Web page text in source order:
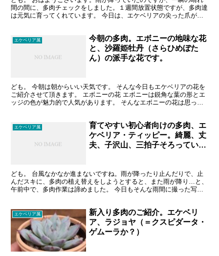
間の間に、多肉チェックをしました。１週間放置状態ですが、多肉達
は元気に育ってくれています。 今日は、エケベリアの尖った爪がカ
エケベリア属
今朝の多肉。エボニーの地味な花
と、沙羅姫牡丹（さらひめぼた
ん）の派手な花です。
ども。 今朝は朝からいい天気です。 そんな今日もエケベリアの花を
ご紹介させて頂きます。 エボニーの花 エボニーは鋭角な葉の形とエ
ッジの色が魅力的で人気があります。 そんなエボニーの花は思った
エケベリア属
育てやすい初心者向けの多肉、エ
ケベリア・ティッピー。綺麗、丈
夫、子沢山、三拍子そろってい
ども。 台風なかなか進まないですね。雨が降ったり止んだりで、止
んだスキに、多肉の植え替えをしようとすると、また雨が降り…と、
午前中で、多肉作業は諦めました。 今日もそんな雨間に撮った写真
エケベリア属
新入り多肉のご紹介。エケベリ
ア、ラジョヤ（＝クスピダータ・
ゲムーラか？）